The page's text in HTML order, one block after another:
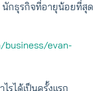
นักธุรกิจที่อายุน้อยที่สุด
business/evan-
รได้เป็นครั้งแรก